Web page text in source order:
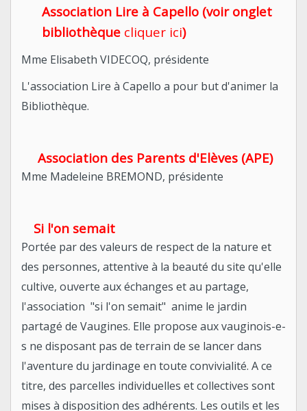
Association Lire à Capello (voir onglet
bibliothèque cliquer ici)
Mme Elisabeth VIDECOQ, présidente
L'association Lire à Capello a pour but d'animer la
Bibliothèque.
Association des Parents d'Elèves (APE)
Mme Madeleine BREMOND, présidente
Si l'on semait
Portée par des valeurs de respect de la nature et
des personnes, attentive à la beauté du site qu'elle
cultive, ouverte aux échanges et au partage,
l'association "si l'on semait" anime le jardin
partagé de Vaugines. Elle propose aux vauginois-e-
s ne disposant pas de terrain de se lancer dans
l'aventure du jardinage en toute convivialité. A ce
titre, des parcelles individuelles et collectives sont
mises à disposition des adhérents. Les outils et les